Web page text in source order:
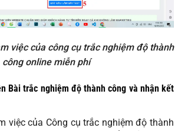
việc của công cụ trắc nghiệm độ thành
công online miễn phí
Bài trắc nghiệm độ thành công và nhận kết
của Công cụ trắc nghiệm độ thành